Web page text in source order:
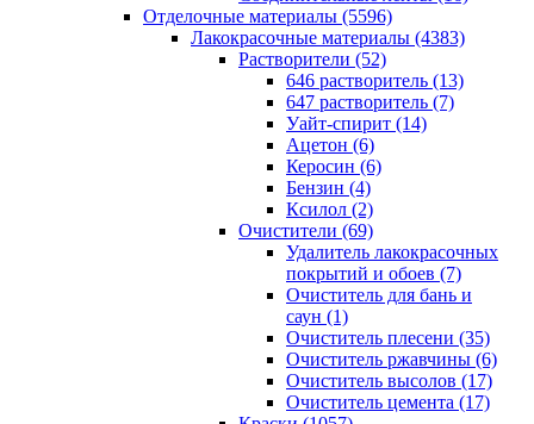
Отделочные материалы (5596)
Лакокрасочные материалы (4383)
Растворители (52)
646 растворитель (13)
647 растворитель (7)
Уайт-спирит (14)
Ацетон (6)
Керосин (6)
Бензин (4)
Ксилол (2)
Очистители (69)
Удалитель лакокрасочных
покрытий и обоев (7)
Очиститель для бань и
саун (1)
Очиститель плесени (35)
Очиститель ржавчины (6)
Очиститель высолов (17)
Очиститель цемента (17)